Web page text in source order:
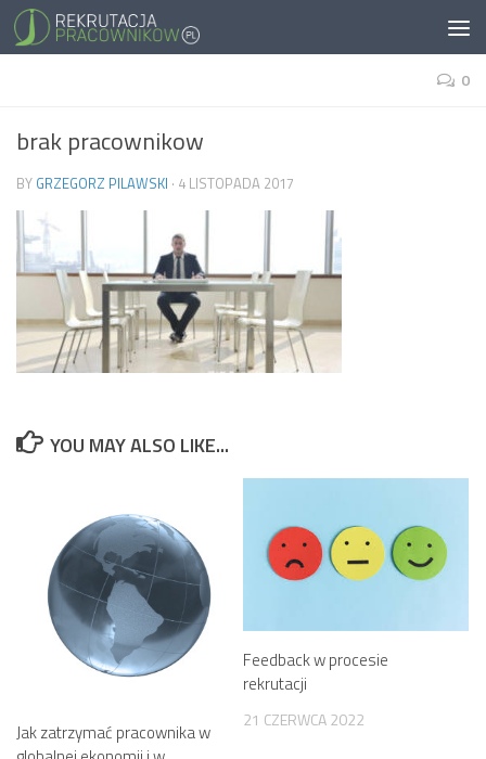
0
brak pracownikow
BY GRZEGORZ PILAWSKI · 4 LISTOPADA 2017
YOU MAY ALSO LIKE...
Jak zatrzymać pracownika w
Feedback w procesie
rekrutacji
21 CZERWCA 2022